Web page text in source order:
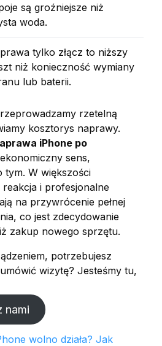
są groźniejsze niż
woda.
tylko złącz to niższy
niż konieczność wymiany
lub baterii.
rzetelną
kosztorys naprawy.
iPhone po
sens,
tym. W większości
i profesjonalne
na przywrócenie pełnej
co jest zdecydowanie
zakup nowego sprzętu.
potrzebujesz
wizytę? Jesteśmy tu,
nami
wolno działa? Jak